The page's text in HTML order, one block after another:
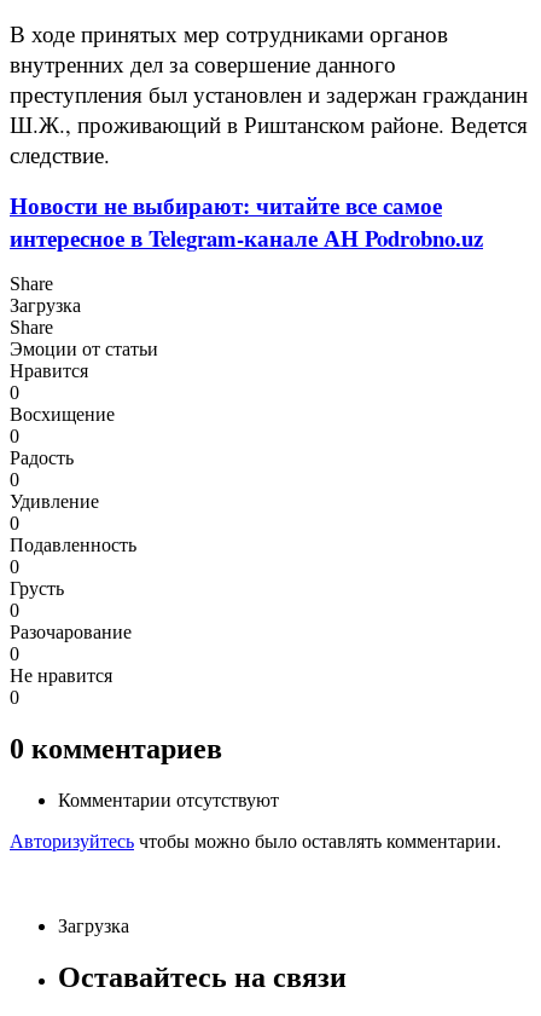
В ходе принятых мер сотрудниками органов
внутренних дел за совершение данного
преступления был установлен и задержан гражданин
Ш.Ж., проживающий в Риштанском районе. Ведется
следствие.
Новости не выбирают: читайте все самое
интересное в Telegram-канале АН Podrobno.uz
Share
Загрузка
Share
Эмоции от статьи
Нравится
0
Восхищение
0
Радость
0
Удивление
0
Подавленность
0
Грусть
0
Разочарование
0
Не нравится
0
0 комментариев
Комментарии отсутствуют
Авторизуйтесь чтобы можно было оставлять комментарии.
Загрузка
Оставайтесь на связи